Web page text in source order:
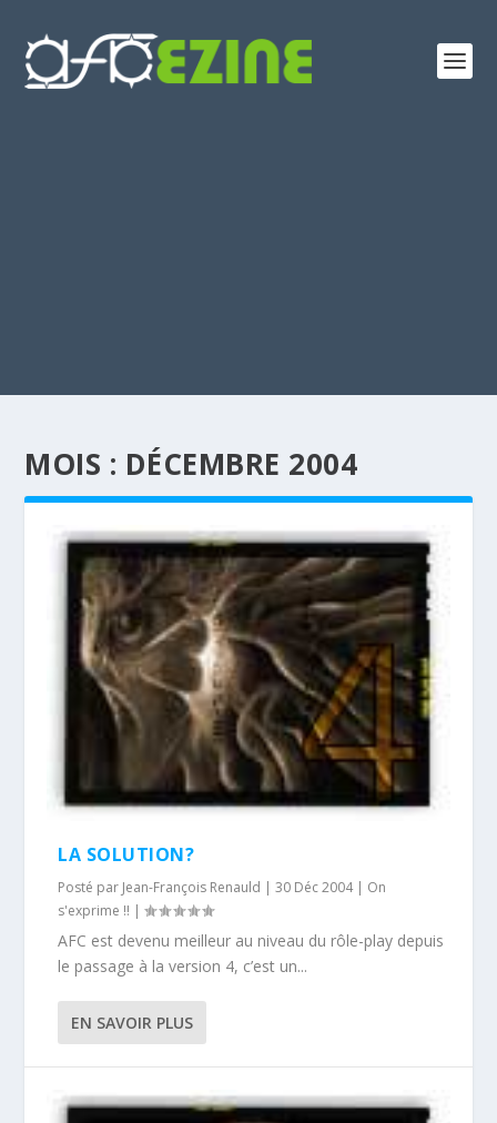
MOIS : DÉCEMBRE 2004
LA SOLUTION?
Posté par Jean-François Renauld |30 Déc 2004| On
s'exprime !! |
AFC est devenu meilleur au niveau du rôle-play depuis
le passage à la version 4, c’est un...
EN SAVOIR PLUS